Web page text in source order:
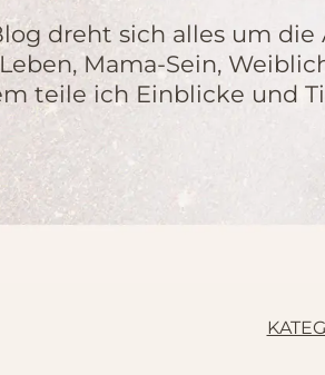
dreht sich alles um
Mama-Sein,
teile ich Einblicke und